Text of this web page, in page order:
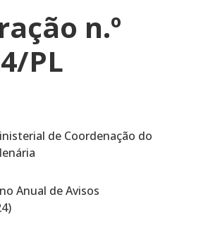
n.º
PL
de Coordenação do
Anual de Avisos